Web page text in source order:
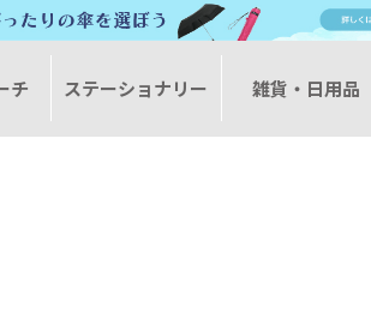
チ ステーショナリー 雑貨・日用品